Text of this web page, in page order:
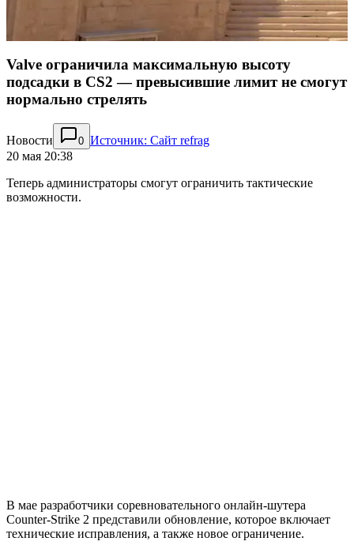
Valve ограничила максимальную высоту
подсадки в CS2 — превысившие лимит не смогут
нормально стрелять
Новости 0 Источник: Сайт refrag
20 мая 20:38
Теперь администраторы смогут ограничить тактические
возможности.
В мае разработчики соревновательного онлайн-шутера
Counter-Strike 2 представили обновление, которое включает
технические исправления, а также новое ограничение.